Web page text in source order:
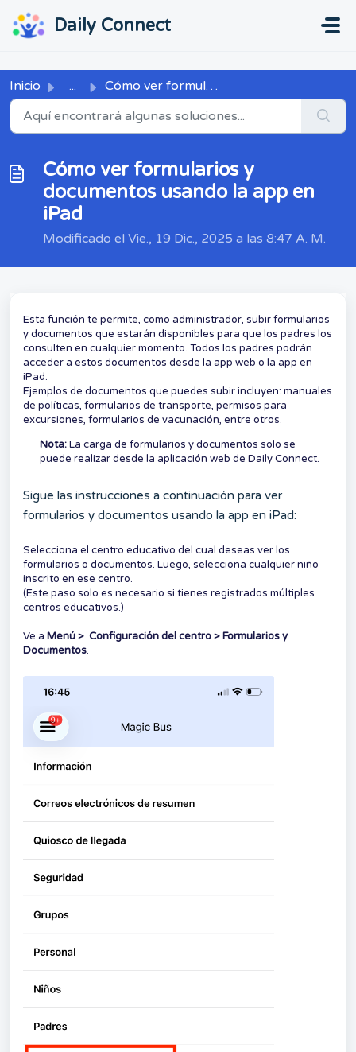
Daily Connect
Inicio ... Cómo ver formularios y documentos usando la app en iPad
Cómo ver formularios y
documentos usando la app en
iPad
Modificado el Vie., 19 Dic., 2025 a las 8:47 A. M.
Esta función te permite, como administrador, subir formularios
y documentos que estarán disponibles para que los padres los
consulten en cualquier momento. Todos los padres podrán
acceder a estos documentos desde la app web o la app en
iPad.
Ejemplos de documentos que puedes subir incluyen: manuales
de políticas, formularios de transporte, permisos para
excursiones, formularios de vacunación, entre otros.
Nota:La carga de formularios y documentos solo se
puede realizar desde la aplicación web de Daily Connect.
Sigue las instrucciones a continuación para ver
formularios y documentos usando la app en iPad:
Selecciona el centro educativo del cual deseas ver los
formularios o documentos. Luego, selecciona cualquier niño
inscrito en ese centro.
(Este paso solo es necesario si tienes registrados múltiples
centros educativos.)
Ve a Menú > Configuración del centro > Formularios y
Documentos.